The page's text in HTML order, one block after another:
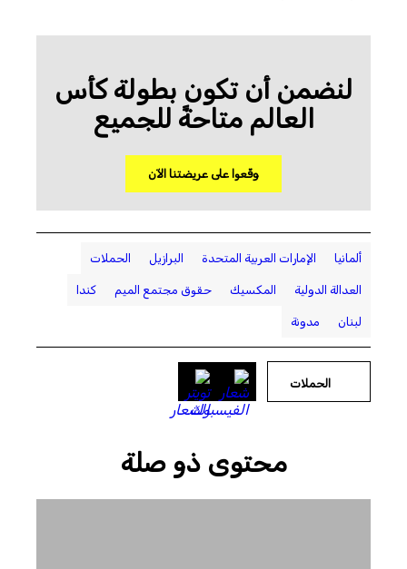
لنضمن أن تكون بطولة كأس
العالم متاحةً للجميع
وقّعوا على عريضتنا الآن
ألمانيا الإمارات العربية المتحدة البرازيل الحملات
العدالة الدولية المكسيك حقوق مجتمع الميم كندا
لبنان مدونة
الحملات
محتوى ذو صلة